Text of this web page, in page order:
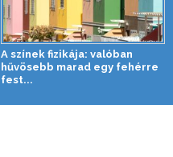
A színek fizikája: valóban
hűvösebb marad egy fehérre
fest...